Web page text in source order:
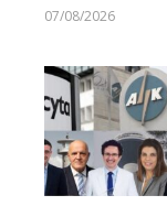
07/08/2026